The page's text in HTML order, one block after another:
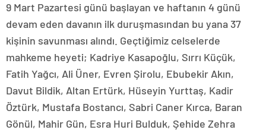
9 Mart Pazartesi günü başlayan ve haftanın 4 günü
devam eden davanın ilk duruşmasından bu yana 37
kişinin savunması alındı. Geçtiğimiz celselerde
mahkeme heyeti; Kadriye Kasapoğlu, Sırrı Küçük,
Fatih Yağcı, Ali Üner, Evren Şirolu, Ebubekir Akın,
Davut Bildik, Altan Ertürk, Hüseyin Yurttaş, Kadir
Öztürk, Mustafa Bostancı, Sabri Caner Kırca, Baran
Gönül, Mahir Gün, Esra Huri Bulduk, Şehide Zehra